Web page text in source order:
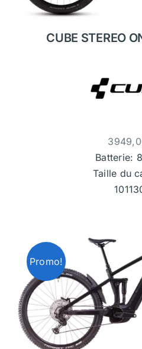
CUBE STEREO
Batterie:
Taille du
Promo!